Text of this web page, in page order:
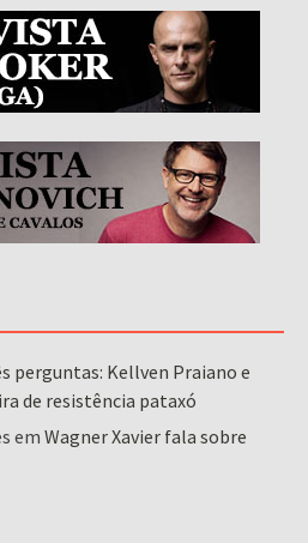
perguntas: Kellven Praiano e
de resistência pataxó
emWagner Xavier fala sobre